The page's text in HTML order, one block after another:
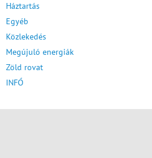
Háztartás
Egyéb
Közlekedés
Megújuló energiák
Zöld rovat
INFÓ